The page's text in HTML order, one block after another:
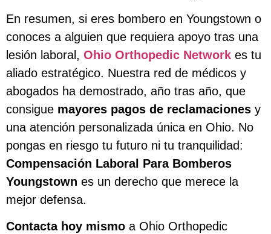
En resumen, si eres bombero en Youngstown o
conoces a alguien que requiera apoyo tras una
lesión laboral, Ohio Orthopedic Network es tu
aliado estratégico. Nuestra red de médicos y
abogados ha demostrado, año tras año, que
consigue mayores pagos de reclamaciones y
una atención personalizada única en Ohio. No
pongas en riesgo tu futuro ni tu tranquilidad:
Compensación Laboral Para Bomberos
Youngstown es un derecho que merece la
mejor defensa.
Contacta hoy mismo a Ohio Orthopedic